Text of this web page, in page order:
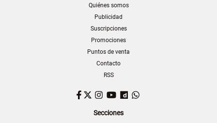
Quiénes somos
Publicidad
Suscripciones
Promociones
Puntos de venta
Contacto
RSS
Facebook
TwitterInstagram
YouTubeDailymotion
Secciones